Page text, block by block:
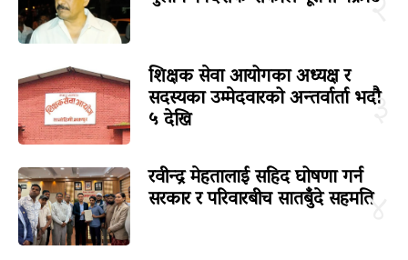
२
३
शिक्षक सेवा आयोगका अध्यक्ष र
सदस्यका उम्मेदवारको अन्तर्वार्ता भदौ
५ देखि
४
रवीन्द्र मेहतालाई सहिद घोषणा गर्न
सरकार र परिवारबीच सातबुँदे सहमति